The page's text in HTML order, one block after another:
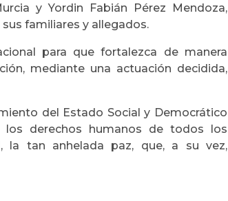
y Yordin Fabián Pérez Mendoza,
familiares y allegados.
para que fortalezca de manera
mediante una actuación decidida,
del Estado Social y Democrático
derechos humanos de todos los
la tan anhelada paz, que, a su vez,